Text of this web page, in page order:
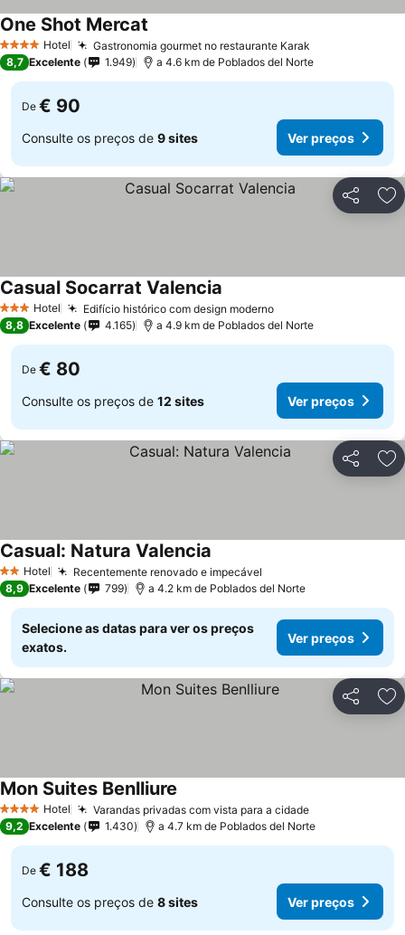
4 EstrelasHotel Gastronomia gourmet no restaurante Karak
One Shot Mercat
8,7 Excelente 1.949 a 4.6 km de Poblados del Norte
De € 90
Consulte os preços de 9 sites Ver preços
Partilhar
3 EstrelasHotel Edifício histórico com design moderno
Casual Socarrat Valencia
8,8 Excelente 4.165 a 4.9 km de Poblados del Norte
De € 80
Consulte os preços de 12 sites Ver preços
Partilhar
2 Estrelas
Hotel Recentemente renovado e impecável
Casual: Natura Valencia
8,9 Excelente 799 a 4.2 km de Poblados del Norte
Selecione as datas para ver os preços
exatos.
Ver preços
Partilhar
4 EstrelasHotel Varandas privadas com vista para a cidade
Mon Suites Benlliure
9,2 Excelente 1.430 a 4.7 km de Poblados del Norte
De € 188
Consulte os preços de 8 sites Ver preços